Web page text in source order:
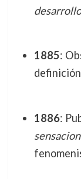
1885:
1886: